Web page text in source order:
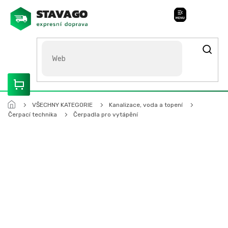
obsah
ROZVÁŽÍME OLOMOUCKO, SVITAVSKO, ŠUMPERSKO, BRNO,
PARDUBICE, HRADEC KRÁLOVÉ
VŠECHNY KATEGORIE
Kanalizace, voda a topení
Čerpací technika
Čerpadla pro vytápění
Stavago Podpora